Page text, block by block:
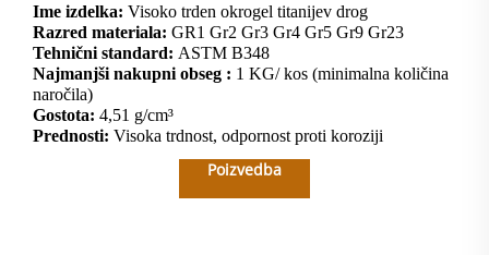
Ime izdelka: Visoko trden okrogel titanijev drog
Razred materiala: GR1 Gr2 Gr3 Gr4 Gr5 Gr9 Gr23
Tehnični standard: ASTM B348
Najmanjši nakupni obseg : 1 KG/ kos (minimalna količina
naročila)
Gostota: 4,51 g/cm³
Prednosti: Visoka trdnost, odpornost proti koroziji
Poizvedba